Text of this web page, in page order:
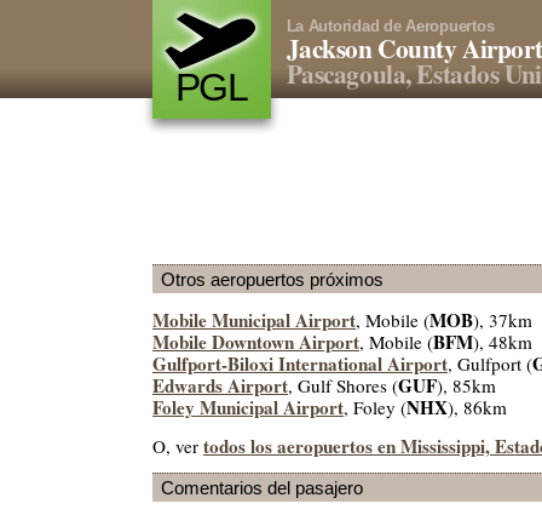
PGL
La Autoridad de Aeropuertos
Jackson County Airport
Pascagoula, Estados
Otros aeropuertos próximos
Mobile Municipal Airport, Mobile (MOB), 37km
Mobile Downtown Airport, Mobile (BFM), 48km
Gulfport-Biloxi International Airport, Gulfport (
Edwards Airport, Gulf Shores (GUF), 85km
Foley Municipal Airport, Foley (NHX), 86km
O, ver todos los aeropuertos en Mississippi,
Comentarios del pasajero